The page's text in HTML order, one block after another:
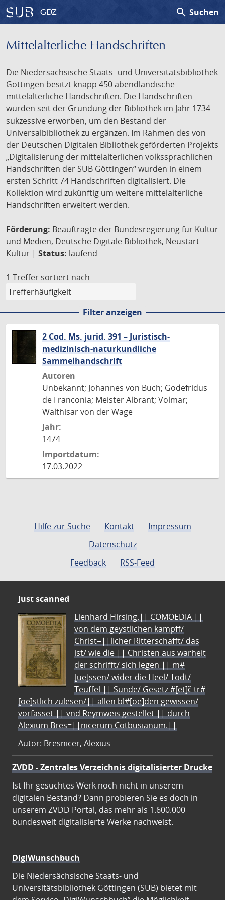
GDZ search Suchen
Mittelalterliche Handschriften
Die Niedersächsische Staats- und Universitätsbibliothek
Göttingen besitzt knapp 450 abendländische
mittelalterliche Handschriften. Die Handschriften
wurden seit der Gründung der Bibliothek im Jahr 1734
sukzessive erworben, um den Bestand der
Universalbibliothek zu ergänzen. Im Rahmen des von
der Deutschen Digitalen Bibliothek geförderten Projekts
„Digitalisierung der mittelalterlichen volkssprachlichen
Handschriften der SUB Göttingen“ wurden in einem
ersten Schritt 74 Handschriften digitalisiert. Die
Kollektion wird zukünftig um weitere mittelalterliche
Handschriften erweitert werden.
Förderung: Beauftragte der Bundesregierung für Kultur
und Medien, Deutsche Digitale Bibliothek, Neustart
Kultur | Status: laufend
1 Treffer sortiert nach
Filter anzeigen
2 Cod. Ms. jurid. 391 – Juristisch-
medizinisch-naturkundliche
Sammelhandschrift
Autoren
Unbekannt; Johannes von Buch; Godefridus
de Franconia; Meister Albrant; Volmar;
Walthisar von der Wage
Jahr:
1474
Importdatum:
17.03.2022
Hilfe zur Suche Kontakt
Impressum
Datenschutz
Feedback
RSS-Feed
Just scanned
Lienhard Hirsing.|| COMOEDIA ||
von dem geystlichen kampff/
Christ=||licher Ritterschafft/ das
ist/ wie die || Christen aus warheit
der schrifft/ sich legen || m#
[ue]ssen/ wider die Heel/ Todt/
Teuffel || Sünde/ Gesetz #[et]c̃ tr#
[oe]stlich zulesen/|| allen bl#[oe]den gewissen/
vorfasset || vnd Reymweis gestellet || durch
Alexium Bres=||nicerum Cotbusianum.||
Autor: Bresnicer, Alexius
ZVDD - Zentrales Verzeichnis digitalisierter Drucke
Ist Ihr gesuchtes Werk noch nicht in unserem
digitalen Bestand? Dann probieren Sie es doch in
unserem ZVDD Portal, das mehr als 1.600.000
bundesweit digitalisierte Werke nachweist.
DigiWunschbuch
Die Niedersächsische Staats- und
Universitätsbibliothek Göttingen (SUB) bietet mit